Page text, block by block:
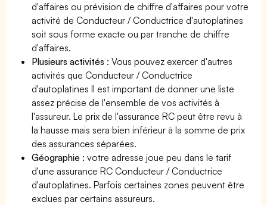
d'affaires ou prévision de chiffre d'affaires pour votre
activité de Conducteur / Conductrice d'autoplatines
soit sous forme exacte ou par tranche de chiffre
d'affaires.
Plusieurs activités : Vous pouvez exercer d'autres
activités que Conducteur / Conductrice
d'autoplatines Il est important de donner une liste
assez précise de l'ensemble de vos activités à
l'assureur. Le prix de l'assurance RC peut être revu à
la hausse mais sera bien inférieur à la somme de prix
des assurances séparées.
Géographie :votre adresse joue peu dans le tarif
d'une assurance RC Conducteur / Conductrice
d'autoplatines. Parfois certaines zones peuvent être
exclues par certains assureurs.